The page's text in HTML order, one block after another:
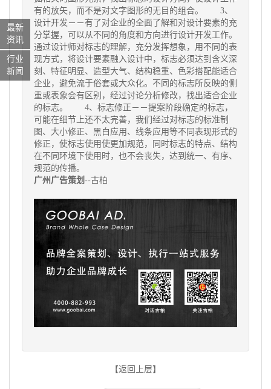
有的放矢，而不是对文字图形的无目的组合。 3、
设计开发－－有了对企业的全面了解和对设计要素的充
分掌握，可以从不同的角度和方向进行设计开发工作。
通过设计师对标志的理解，充分发挥想象，用不同的表
现方式，将设计要素融入设计中，标志必须达到含义深
刻、特征明显、造型大气、结构稳重、色彩搭配能适合
企业，避免流于俗套或大众化。不同的标志所反映的侧
重或表象会有区别，经过讨论分析修改，找出适合企业
的标志。 4、标志修正－－提案阶段确定的标志，
可能在细节上还不太完善，我们经过对标志的标准制
图、大小修正、黑白应用、线条应用等不同表现形式的
修正，使标志使用使更加规范，同时标志的特点、结构
在不同环境下使用时，也不会丧失，达到统一、有序、
规范的传播。
广州广告策划 --古柏
【返回上层】
最新
资讯
行业
新闻